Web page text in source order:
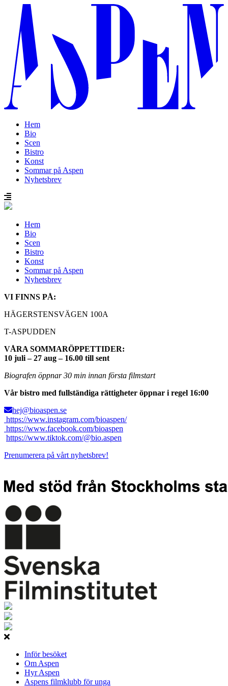
Hem
Bio
Scen
Bistro
Konst
Sommar på Aspen
Nyhetsbrev
Hem
Bio
Scen
Bistro
Konst
Sommar på Aspen
Nyhetsbrev
VI FINNS PÅ:
HÄGERSTENSVÄGEN 100A
T-ASPUDDEN
VÅRA SOMMARÖPPETTIDER:
10 juli – 27 aug – 16.00 till sent
Biografen öppnar 30 min innan första filmstart
Vår bistro med fullständiga rättigheter öppnar i regel 16:00
hej@bioaspen.se
https://www.instagram.com/bioaspen/
https://www.facebook.com/bioaspen
https://www.tiktok.com/@bio.aspen
Prenumerera på vårt nyhetsbrev!
Inför besöket
Om Aspen
Hyr Aspen
Aspens filmklubb för unga